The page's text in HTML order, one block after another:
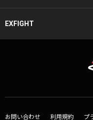
EXFIGHT
お問い合わせ 利用規約 プ